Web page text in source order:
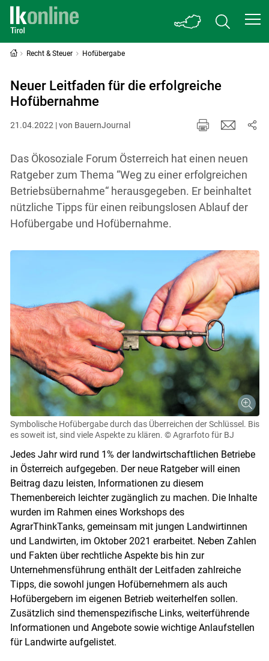
Skip to main content
Recht & Steuer Hofübergabe
Neuer Leitfaden für die erfolgreiche
Hofübernahme
21.04.2022 | von BauernJournal
Das Ökosoziale Forum Österreich hat einen neuen
Ratgeber zum Thema “Weg zu einer erfolgreichen
Betriebsübernahme“ herausgegeben. Er beinhaltet
nützliche Tipps für einen reibungslosen Ablauf der
Hofübergabe und Hofübernahme.
Symbolische Hofübergabe durch das Überreichen der Schlüssel. Bis
es soweit ist, sind viele Aspekte zu klären. © Agrarfoto für BJ
Jedes Jahr wird rund 1% der landwirtschaftlichen Betriebe
in Österreich aufgegeben. Der neue Ratgeber will einen
Beitrag dazu leisten, Informationen zu diesem
Themenbereich leichter zugänglich zu machen. Die Inhalte
wurden im Rahmen eines Workshops des
AgrarThinkTanks, gemeinsam mit jungen Landwirtinnen
und Landwirten, im Oktober 2021 erarbeitet. Neben Zahlen
und Fakten über rechtliche Aspekte bis hin zur
Unternehmensführung enthält der Leitfaden zahlreiche
Tipps, die sowohl jungen Hofübernehmern als auch
Hofübergebern im eigenen Betrieb weiterhelfen sollen.
Zusätzlich sind themenspezifische Links, weiterführende
Informationen und Angebote sowie wichtige Anlaufstellen
für Landwirte aufgelistet.